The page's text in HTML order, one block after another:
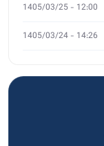
12:00 - 1405/03/25
14:26 - 1405/03/24